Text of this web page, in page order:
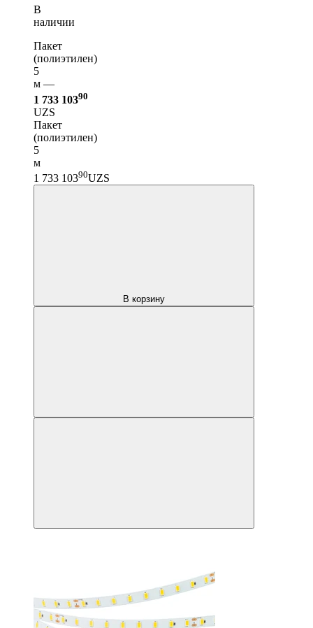
В
наличии
Пакет
(полиэтилен)
5
м —
1 733 10390
UZS
Пакет
(полиэтилен)
5
м
1 733 10390UZS
В корзину